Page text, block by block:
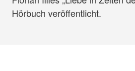
Hörbuch veröffentlicht.